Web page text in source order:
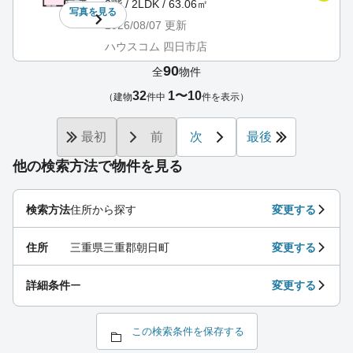
写真を見る
2階 / 2LDK / 63.06㎡
2026/08/07 更新
ハウスコム 四日市店
他の検索方法で物件を見る
検索方法住所から探す 変更する
住所 三重県三重郡朝日町 変更する
詳細条件ー 変更する
この検索条件を保存する
全90物件
（建物32件中 1〜10件を表示）
最初 前 次 最後